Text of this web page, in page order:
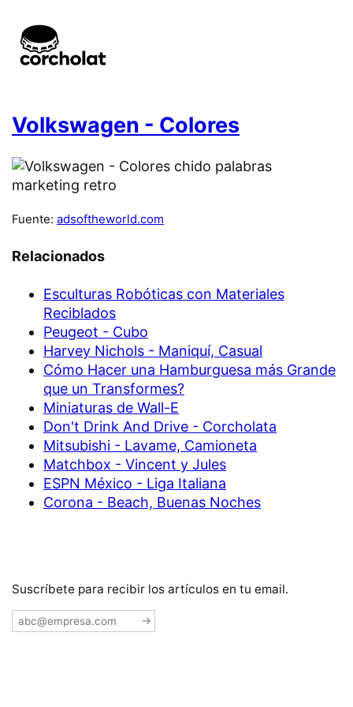
Volkswagen - Colores
Fuente: adsoftheworld.com
Relacionados
Esculturas Robóticas con Materiales
Reciblados
Peugeot - Cubo
Harvey Nichols - Maniquí, Casual
Cómo Hacer una Hamburguesa más Grande
que un Transformes?
Miniaturas de Wall-E
Don't Drink And Drive - Corcholata
Mitsubishi - Lavame, Camioneta
Matchbox - Vincent y Jules
ESPN México - Liga Italiana
Corona - Beach, Buenas Noches
Suscríbete para recibir los artículos en tu email.